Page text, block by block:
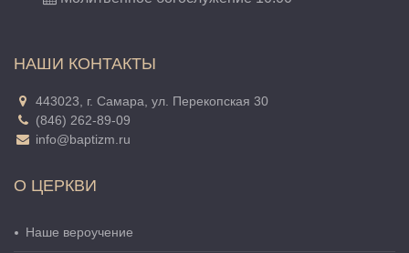
НАШИ КОНТАКТЫ
443023, г. Самара, ул. Перекопская 30
(846) 262-89-09
info@baptizm.ru
О ЦЕРКВИ
Наше вероучение